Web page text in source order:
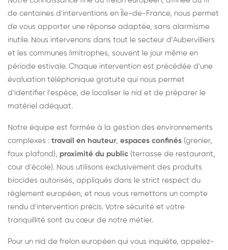
de centaines d'interventions en Île-de-France, nous permet
de vous apporter une réponse adaptée, sans alarmisme
inutile. Nous intervenons dans tout le secteur d'Aubervilliers
et les communes limitrophes, souvent le jour même en
période estivale. Chaque intervention est précédée d'une
évaluation téléphonique gratuite qui nous permet
d'identifier l'espèce, de localiser le nid et de préparer le
matériel adéquat.
Notre équipe est formée à la gestion des environnements
complexes : travail en hauteur, espaces confinés (grenier,
faux plafond), proximité du public (terrasse de restaurant,
cour d'école). Nous utilisons exclusivement des produits
biocides autorisés, appliqués dans le strict respect du
règlement européen, et nous vous remettons un compte
rendu d'intervention précis. Votre sécurité et votre
tranquillité sont au cœur de notre métier.
Pour un nid de frelon européen qui vous inquiète, appelez-